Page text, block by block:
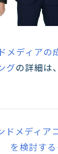
メディアの
グの詳細は
ドメディア
を検討す